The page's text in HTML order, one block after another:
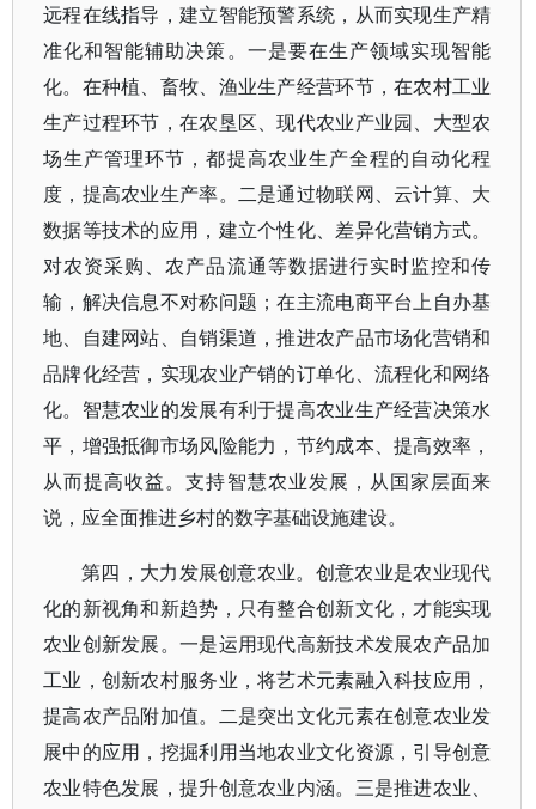
远程在线指导，建立智能预警系统，从而实现生产精
准化和智能辅助决策。一是要在生产领域实现智能
化。在种植、畜牧、渔业生产经营环节，在农村工业
生产过程环节，在农垦区、现代农业产业园、大型农
场生产管理环节，都提高农业生产全程的自动化程
度，提高农业生产率。二是通过物联网、云计算、大
数据等技术的应用，建立个性化、差异化营销方式。
对农资采购、农产品流通等数据进行实时监控和传
输，解决信息不对称问题；在主流电商平台上自办基
地、自建网站、自销渠道，推进农产品市场化营销和
品牌化经营，实现农业产销的订单化、流程化和网络
化。智慧农业的发展有利于提高农业生产经营决策水
平，增强抵御市场风险能力，节约成本、提高效率，
从而提高收益。支持智慧农业发展，从国家层面来
说，应全面推进乡村的数字基础设施建设。
第四，大力发展创意农业。创意农业是农业现代
化的新视角和新趋势，只有整合创新文化，才能实现
农业创新发展。一是运用现代高新技术发展农产品加
工业，创新农村服务业，将艺术元素融入科技应用，
提高农产品附加值。二是突出文化元素在创意农业发
展中的应用，挖掘利用当地农业文化资源，引导创意
农业特色发展，提升创意农业内涵。三是推进农业、